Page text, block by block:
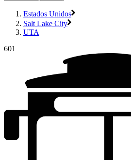
Estados Unidos
Salt Lake City
UTA
601